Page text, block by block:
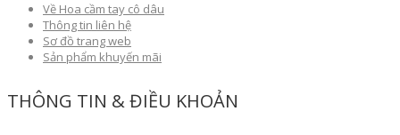
Về Hoa cầm tay cô dâu
Thông tin liên hệ
Sơ đồ trang web
Sản phẩm khuyến mãi
THÔNG TIN & ĐIỀU KHOẢN